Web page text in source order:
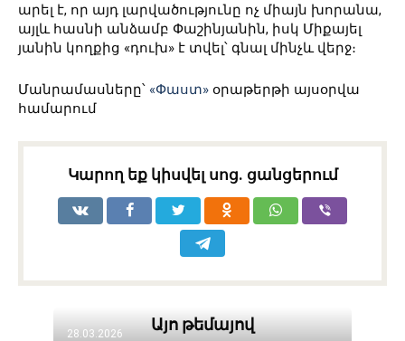
արել է, որ այդ լարվածությունը ոչ միայն խորանա,
այլև հասնի անձամբ Փաշինյանին, իսկ Միքայել
յանին կողքից «դուխ» է տվել՝ գնալ մինչև վերջ։
Մանրամասները՝ «Փաստ» օրաթերթի այսօրվա
համարում
Կարող եք կիսվել սոց․ ցանցերում
Այո թեմայով
28.03.2026